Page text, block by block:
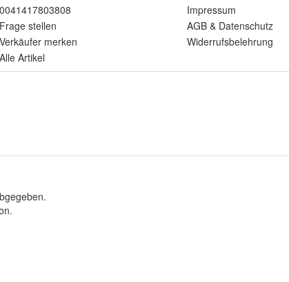
0041417803808
Frage stellen
Verkäufer merken
Alle Artikel
Impressum
AGB & Datenschutz
Widerrufsbelehrung
.